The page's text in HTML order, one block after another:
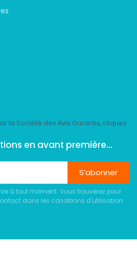
la Société des Avis Garantis, cliquez
en avant première...
S’abonner
à tout moment. Vous trouverez pour
dans les conditions d'utilisation